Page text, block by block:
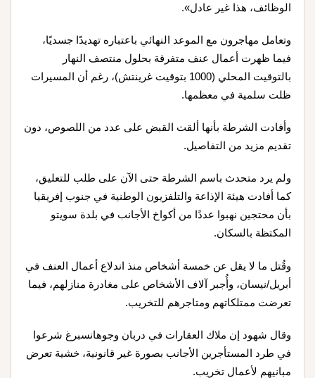
الوظائف، هذا غير عادل».
وتعامل مهاجرون مع الموعد النهائي باعتباره تهديدًا جسديًا،
فيما ظهرت أعمال عنف متفرقة بحلول منتصف النهار
بالتوقيت المحلي (1000 بتوقيت غرينتش)، رغم أن المسيرات
ظلت سلمية في معظمها.
وأفادت الشرطة بأنها ألقت القبض على عدد من اللصوص، دون
تقديم مزيد من التفاصيل.
ولم يرد متحدث باسم الشرطة حتى الآن على طلب للتعليق،
كما أفادت هيئة الإذاعة والتلفزيون الوطنية في جنوب إفريقيا
بأن محتجين نهبوا عددًا من أكواخ الأجانب في بلدة سويتو
المكتظة بالسكان.
وقُتل ما لا يقل عن خمسة أشخاص منذ اندلاع أعمال العنف في
أبريل/نيسان، وأُجبر آلاف الأشخاص على مغادرة منازلهم، فيما
تعرضت ممتلكاتهم ومتاجرهم للتخريب.
وقال شهود إن ملاك العقارات في دربان وجوهانسبرغ شرعوا
في طرد المستأجرين الأجانب بصورة غير قانونية، خشية تعرض
مبانيهم لأعمال تخريب.